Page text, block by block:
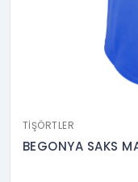
TIŞÖRTLER
BEGONYA SAKS